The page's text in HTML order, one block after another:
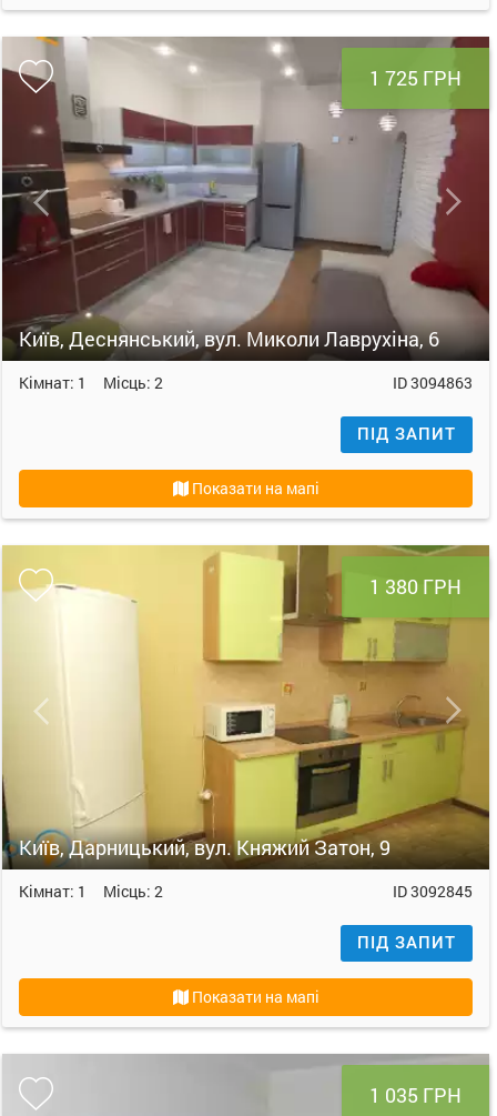
1 725 ГРН
Київ, Деснянський, вул. Миколи Лаврухіна, 6
Кімнат: 1 Місць: 2 ID3094863
ПІД ЗАПИТ
Показати на мапі
1 380 ГРН
Київ, Дарницький, вул. Княжий Затон, 9
Кімнат: 1 Місць: 2 ID3092845
ПІД ЗАПИТ
Показати на мапі
1 035 ГРН